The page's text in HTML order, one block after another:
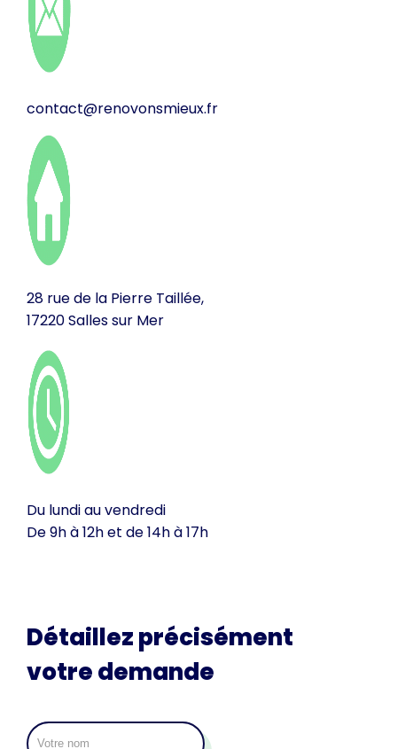
contact@renovonsmieux.fr
28 rue de la Pierre Taillée,
17220 Salles sur Mer
Du lundi au vendredi
De 9h à 12h et de 14h à 17h
Détaillez précisément
votre demande